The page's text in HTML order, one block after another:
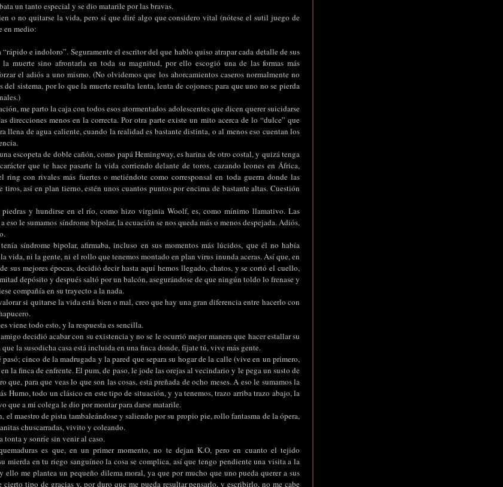
un tanto especial y se dio matarile por las bravas.
o no quitarse la vida, pero sí que diré algo que considero vital (nótese el sutil juego de
en medio:
e indoloro”. Seguramente el escritor del que hablo quiso atrapar cada detalle de sus
muerte sino afrontarla en toda su magnitud, por ello escogió una de las formas más
el adiós a uno mismo. (No olvidemos que los ahorcamientos caseros normalmente no
sistema, por lo que la muerte resulta lenta, lenta de cojones; para que uno no se pierda
me parto la caja con todos esos atormentados adolescentes que dicen querer suicidarse
direcciones menos en la correcta. Por otra parte existe un mito acerca de lo “dulce” que
llena de agua caliente, cuando la realidad es bastante distinta, o al menos eso cuentan los
escopeta de doble cañón, como papá Hemingway, es harina de otro costal, y quizá tenga
que te hace pasarte la vida corriendo delante de toros, cazando leones en África,
ring con rivales más fuertes o metiéndote como corresponsal en toda guerra donde las
tiros, así en plan tierno, estén unos cuantos puntos por encima de bastante altas. Cuestión
y hundirse en el río, como hizo virginia Woolf, es, como mínimo llamativo. Las
eso le sumamos síndrome bipolar, la ecuación se nos queda más o menos despejada. Adiós,
síndrome bipolar, afirmaba, incluso en sus momentos más lúcidos, que él no había
vida, ni la gente, ni el rollo que tenemos montado en plan virus inunda aceras. Así que, en
sus mejores épocas, decidió decir hasta aquí hemos llegado, chatos, y se cortó el cuello,
depósito y después saltó por un balcón, asegurándose de que ningún toldo lo frenase y
compañía en su trayecto a la nada.
si quitarse la vida está bien o mal, creo que hay una gran diferencia entre hacerlo con
viene todo esto, y la respuesta es sencilla.
decidió acabar con su existencia y no se le ocurrió mejor manera que hacer estallar su
que la susodicha casa está incluida en una finca donde, fíjate tú, vive más gente.
cinco de la madrugada y la pared que separa su hogar de la calle (vive en un primero,
la finca de enfrente. El pum, de paso, le jode las orejas al vecindario y le pega un susto de
que, para que veas lo que son las cosas, está preñada de ocho meses. A eso le sumamos la
Humo, todo un clásico en este tipo de situación, y ya tenemos, trazo arriba trazo abajo, la
que a mi colega le dio por montar para darse matarile.
maestro de pista tambaleándose y saliendo por su propio pie, rollo fantasma de la ópera,
chuscarradas, vivito y coleando.
tonta y sonríe sin venir al caso.
es que, en un primer momento, no te dejan K.O, pero en cuanto el tejido
mierda en tu riego sanguíneo la cosa se complica, así que tengo pendiente una visita a la
ello me plantea un pequeño dilema moral, ya que por mucho que uno pueda querer a sus
cierto tipo de gracias y, por duro que me pueda resultar pensarlo, y escribirlo, no me cabe